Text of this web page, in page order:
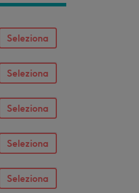
Seleziona
Seleziona
Seleziona
Seleziona
Seleziona